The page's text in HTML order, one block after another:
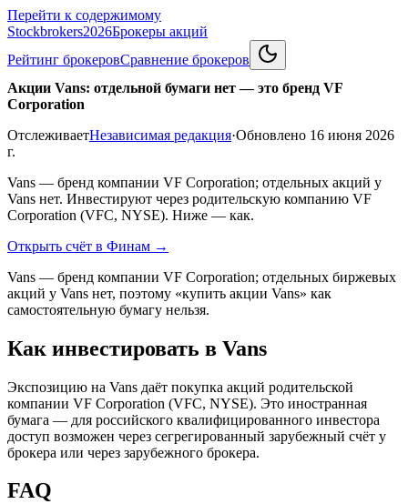
Перейти к содержимому
Stockbrokers2026Брокеры акций
Рейтинг брокеровСравнение брокеров
Акции Vans: отдельной бумаги нет — это бренд VF
Corporation
ОтслеживаетНезависимая редакция·Обновлено 16 июня 2026
г.
Vans — бренд компании VF Corporation; отдельных акций у
Vans нет. Инвестируют через родительскую компанию VF
Corporation (VFC, NYSE). Ниже — как.
Открыть счёт в Финам →
Vans — бренд компании VF Corporation; отдельных биржевых
акций у Vans нет, поэтому «купить акции Vans» как
самостоятельную бумагу нельзя.
Как инвестировать в Vans
Экспозицию на Vans даёт покупка акций родительской
компании VF Corporation (VFC, NYSE). Это иностранная
бумага — для российского квалифицированного инвестора
доступ возможен через сегрегированный зарубежный счёт у
брокера или через зарубежного брокера.
FAQ